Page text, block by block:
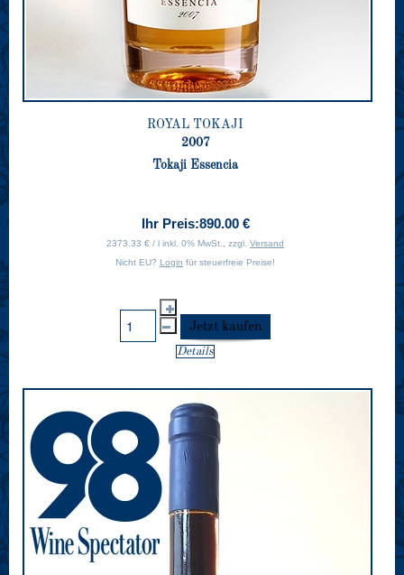
ROYAL TOKAJI
2007
Tokaji Essencia
Ihr Preis:890.00 €
2373.33 € / l inkl. 0% MwSt., zzgl. Versand
Nicht EU? Login für steuerfreie Preise!
Details